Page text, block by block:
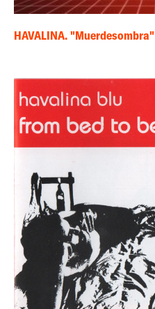
HAVALINA. "Muerdesombra"